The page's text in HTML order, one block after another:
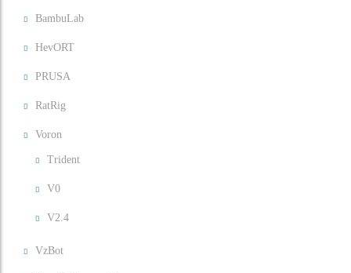
BambuLab
HevORT
PRUSA
RatRig
Voron
Trident
V0
V2.4
VzBot